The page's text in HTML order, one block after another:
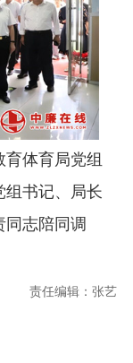
体育局党组
组书记、局长
同志陪同调
责任编辑：张艺